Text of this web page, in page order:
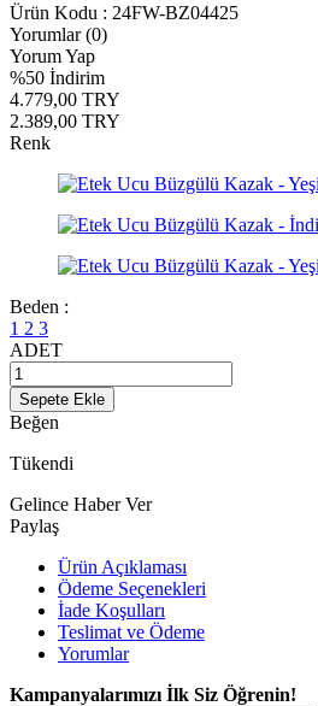
Ürün Kodu : 24FW-BZ04425
Yorumlar (0)
Yorum Yap
%50 İndirim
4.779,00 TRY
2.389,00 TRY
Renk
Beden :
1 2 3
ADET
Sepete Ekle
Beğen
Tükendi
Gelince Haber Ver
Paylaş
Ürün Açıklaması
Ödeme Seçenekleri
İade Koşulları
Teslimat ve Ödeme
Yorumlar
Kampanyalarımızı İlk Siz Öğrenin!